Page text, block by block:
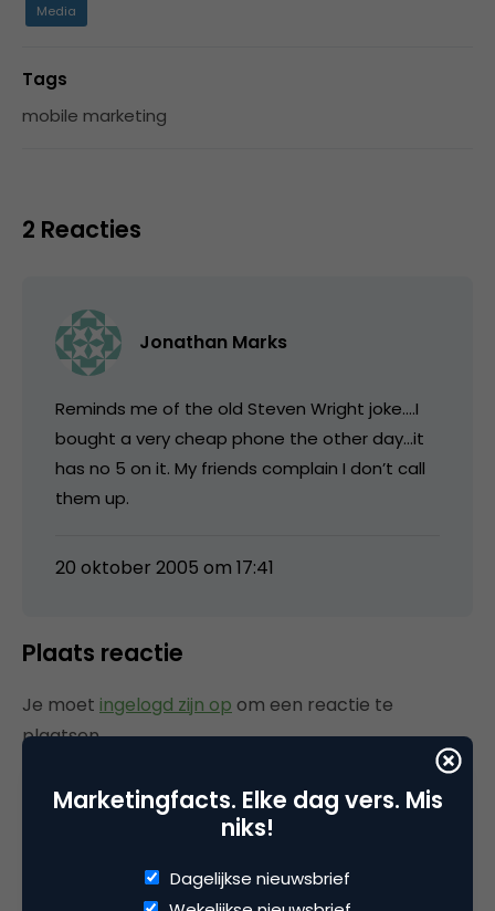
Media
Tags
mobile marketing
2 Reacties
Jonathan Marks
Reminds me of the old Steven Wright joke….I
bought a very cheap phone the other day…it
has no 5 on it. My friends complain I don’t call
them up.
20 oktober 2005 om 17:41
Plaats reactie
Je moet ingelogd zijn op om een reactie te
plaatsen.
Marketingfacts. Elke dag vers. Mis
niks!
Dagelijkse nieuwsbrief